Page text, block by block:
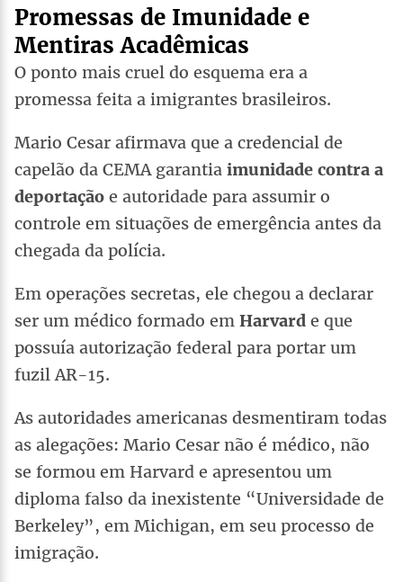
Promessas de Imunidade e
Mentiras Acadêmicas
O ponto mais cruel do esquema era a
promessa feita a imigrantes brasileiros.
Mario Cesar afirmava que a credencial de
capelão da CEMA garantia imunidade contra a
deportação e autoridade para assumir o
controle em situações de emergência antes da
chegada da polícia.
Em operações secretas, ele chegou a declarar
ser um médico formado em Harvard e que
possuía autorização federal para portar um
fuzil AR-15.
As autoridades americanas desmentiram todas
as alegações: Mario Cesar não é médico, não
se formou em Harvard e apresentou um
diploma falso da inexistente “Universidade de
Berkeley”, em Michigan, em seu processo de
imigração.